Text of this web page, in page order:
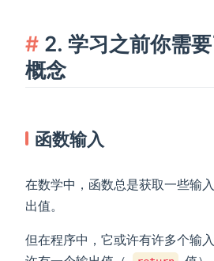
2. 学习之前你需
概念
函数输入
在数学中，函数总是获取一些输
出值。
但在程序中，它或许有许多个输